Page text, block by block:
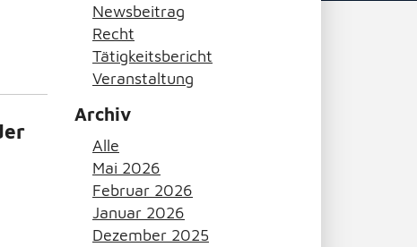
Newsbeitrag
Recht
Tätigkeitsbericht
Veranstaltung
Archiv
Alle
Mai 2026
Februar 2026
Januar 2026
Dezember 2025